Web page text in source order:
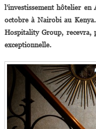
l’investissement hôtelier
octobre à Nairobi au
Hospitality Group,
exceptionnelle.